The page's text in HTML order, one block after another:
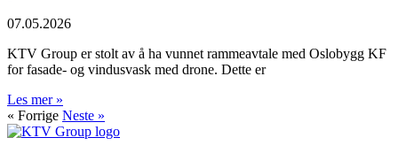
07.05.2026
KTV Group er stolt av å ha vunnet rammeavtale med Oslobygg KF
for fasade- og vindusvask med drone. Dette er
Les mer »
« Forrige Neste »